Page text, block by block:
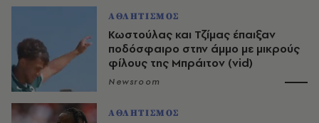
ΑΘΛΗΤΙΣΜΟΣ
Κωστούλας και Τζίμας έπαιξαν
ποδόσφαιρο στην άμμο με μικρούς
φίλους της Μπράιτον (vid)
Newsroom
ΑΘΛΗΤΙΣΜΟΣ